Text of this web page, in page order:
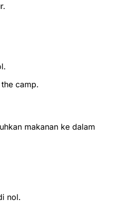
camp.
makanan ke dalam
nol.